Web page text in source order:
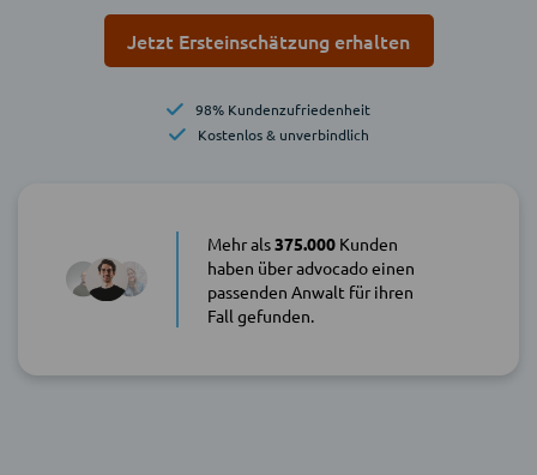
Jetzt Ersteinschätzung erhalten
98% Kundenzufriedenheit
Kostenlos & unverbindlich
Mehr als375.000Kunden
haben über advocado einen
passenden Anwalt für ihren
Fall gefunden.